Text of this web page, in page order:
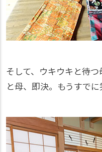
そして、ウキウキと待つ
と母、即決。もうすでに